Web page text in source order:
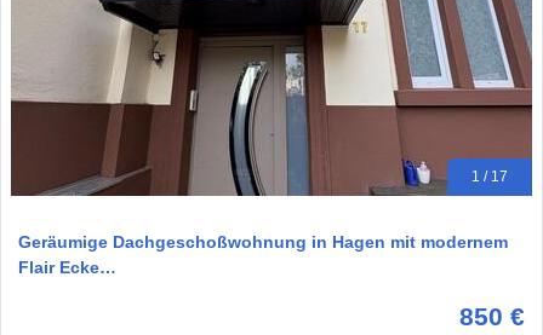
1 / 17
Geräumige Dachgeschoßwohnung in Hagen mit modernem
Flair Ecke…
850 €